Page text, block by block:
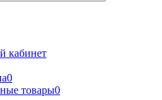
кабинет
0
товары0